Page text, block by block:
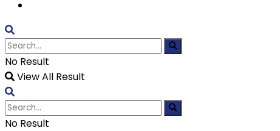
No Result
View All Result
No Result